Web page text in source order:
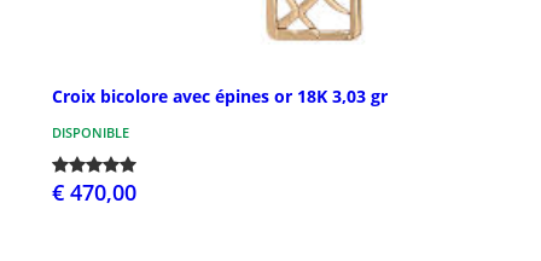
Croix bicolore avec épines or 18K 3,03 gr
DISPONIBLE
€ 470,00